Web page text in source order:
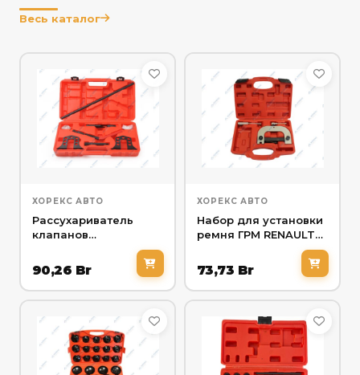
Весь каталог
ХОРЕКС АВТО
Рассухариватель
клапанов
Хорекс Авто HZ
25.1.108W
90,26 Br
ХОРЕКС АВТО
Набор для установки
ремня ГРМ RENAULT
25.1.131S
73,73 Br